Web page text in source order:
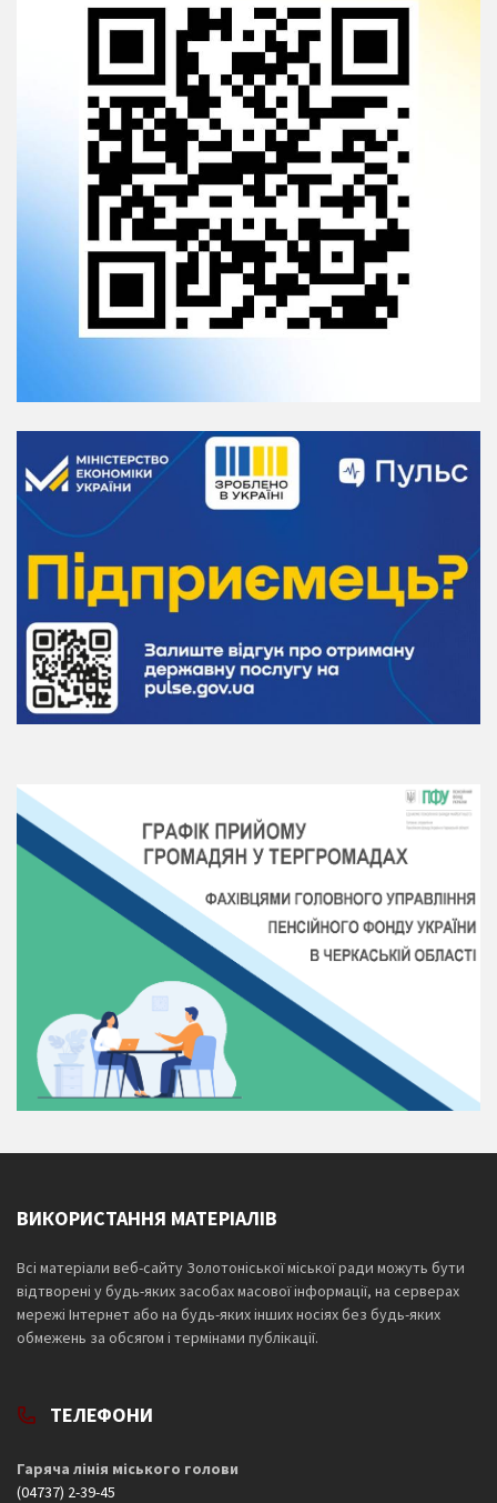
ВИКОРИСТАННЯ МАТЕРІАЛІВ
Всі матеріали веб-сайту Золотоніської міської ради можуть бути
відтворені у будь-яких засобах масової інформації, на серверах
мережі Інтернет або на будь-яких інших носіях без будь-яких
обмежень за обсягом і термінами публікації.
ТЕЛЕФОНИ
Гаряча лінія міського голови
(04737) 2-39-45